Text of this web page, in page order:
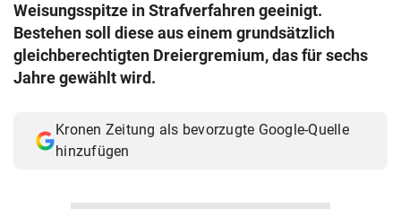
Weisungsspitze in Strafverfahren geeinigt.
Bestehen soll diese aus einem grundsätzlich
gleichberechtigten Dreiergremium, das für sechs
Jahre gewählt wird.
Kronen Zeitung als bevorzugte Google-Quelle
hinzufügen